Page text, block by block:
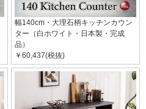
幅140cm・大理石柄キッチンカウン
ター（白ホワイト・日本製・完成
品）
￥60,437(税抜)